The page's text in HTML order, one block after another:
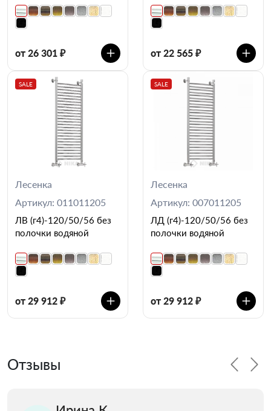
от 26 301 ₽ от 22 565 ₽
SALE
Лесенка
Артикул: 011011205
ЛВ (г4)-120/50/56 без
полочки водяной
от 29 912 ₽
SALE
Лесенка
Артикул: 007011205
ЛД (г4)-120/50/56 без
полочки водяной
от 29 912 ₽
Отзывы